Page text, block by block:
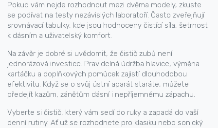
Pokud vám nejde rozhodnout mezi dvěma modely, zkuste
se podívat na testy nezávislých laboratoří. Často zveřejňují
srovnávací tabulky, kde jsou hodnoceny čistící síla, šetrnost
k dásním a uživatelský komfort.
Na závěr je dobré si uvědomit, že čistič zubů není
jednorázová investice. Pravidelná údržba hlavice, výměna
kartáčku a doplňkových pomůcek zajistí dlouhodobou
efektivitu. Když se o svůj ústní aparát staráte, můžete
předejít kazům, zánětům dásní i nepříjemnému zápachu.
Vyberte si čistič, který vám sedí do ruky a zapadá do vaší
denní rutiny. Ať už se rozhodnete pro klasiku nebo sonický